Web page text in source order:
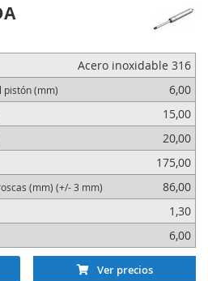
Acero inoxidable 316
pistón (mm)
6,00
15,00
20,00
175,00
(mm) (+/- 3 mm)
86,00
1,30
6,00
Ver precios